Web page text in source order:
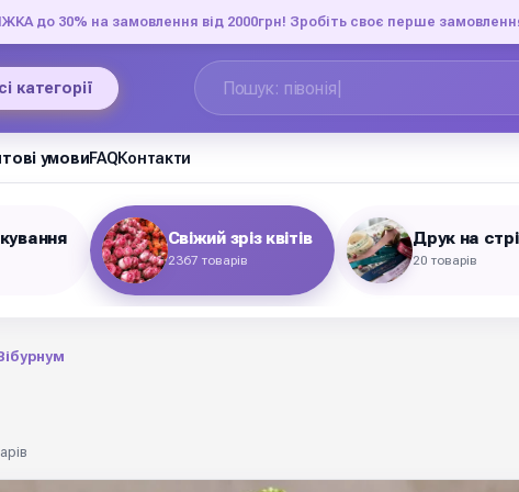
до 30% на замовлення від 2000грн! Зробіть своє перше
категорії
умовиFAQКонтакти
Свіжий зріз квітів
2367 товарів
Друк на
20 товарів